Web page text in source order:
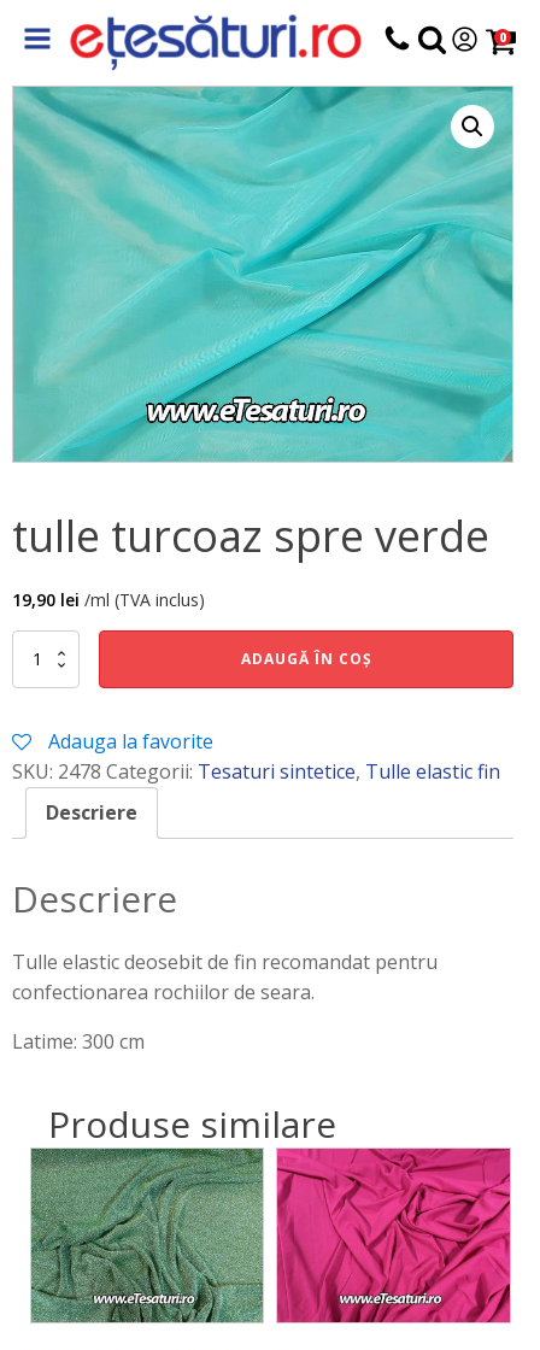
0
tulle turcoaz spre verde
19,90 lei /ml (TVA inclus)
Cantitate
verde
ADAUGĂ ÎN COȘ
Adauga la favorite
SKU: 2478 Categorii: Tesaturi sintetice, Tulle elastic fin
Descriere
Descriere
Tulle elastic deosebit de fin recomandat pentru
confectionarea rochiilor de seara.
Latime: 300 cm
Produse similare